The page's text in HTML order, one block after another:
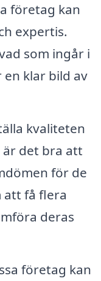
företag kan
expertis.
som ingår i
klar bild av
kvaliteten
det bra att
för de
att få flera
deras
företag kan